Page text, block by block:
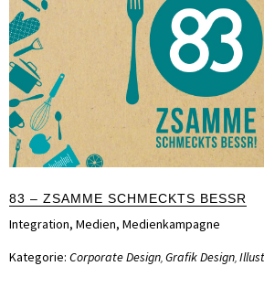
83 – ZSAMME SCHMECKTS BESSR
Integration, Medien, Medienkampagne
Kategorie: Corporate Design, Grafik Design,